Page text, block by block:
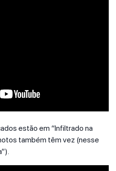
estão em “Infiltrado na
também têm vez (nesse